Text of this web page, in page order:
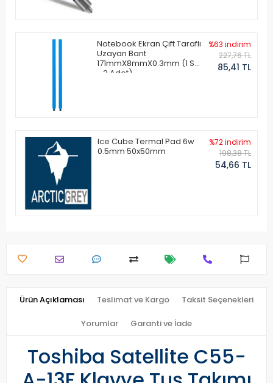
Notebook Ekran Çift Taraflı
Uzayan Bant
171mmX8mmX0.3mm (1 Set
- 2 Adet)
%63 indirim
227,76 TL
85,41 TL
Ice Cube Termal Pad 6w
0.5mm 50x50mm
%72 indirim
198,38 TL
54,66 TL
Ürün Açıklaması Teslimat ve Kargo Taksit Seçenekleri
Yorumlar Garanti ve İade
Toshiba Satellite C55-